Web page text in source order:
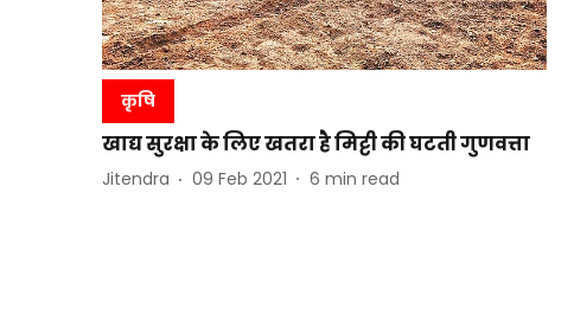
कृषि
खाद्य सुरक्षा के लिए खतरा है मिट्टी की घटती गुणवत्ता
Jitendra 09 Feb 2021 6 min read